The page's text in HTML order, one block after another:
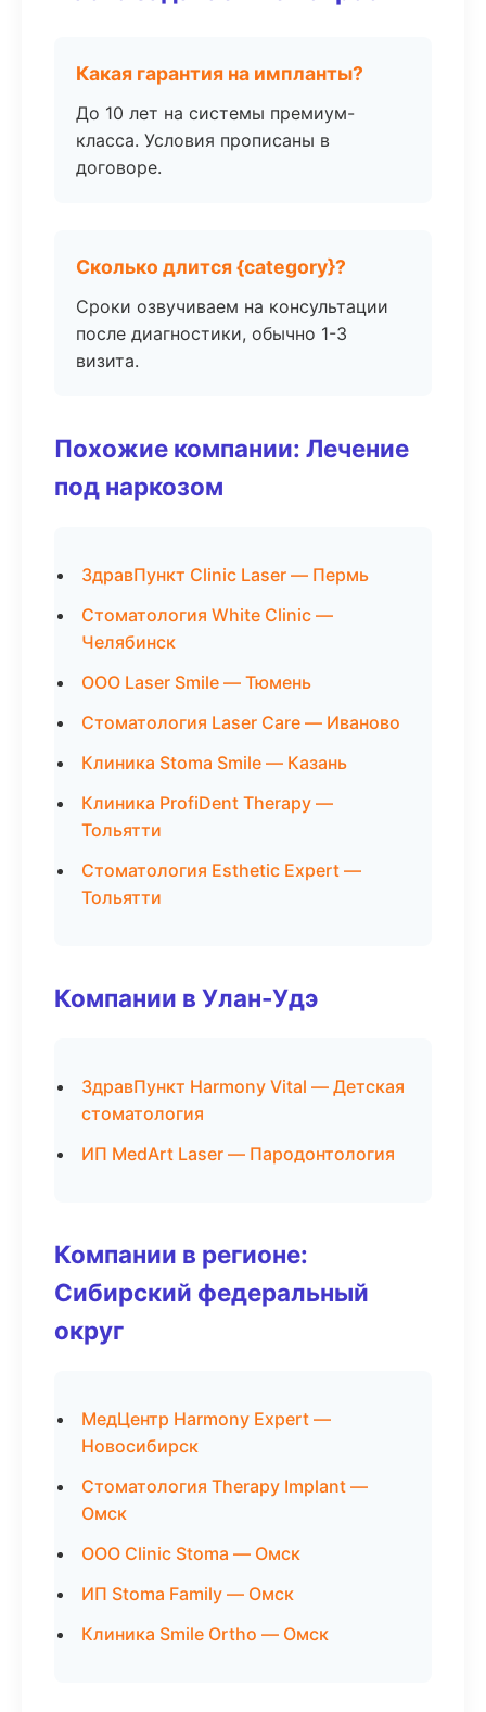
Какая гарантия на импланты?
До 10 лет на системы премиум-
класса. Условия прописаны в
договоре.
Сколько длится {category}?
Сроки озвучиваем на консультации
после диагностики, обычно 1-3
визита.
Похожие компании: Лечение
под наркозом
ЗдравПункт Clinic Laser — Пермь
Стоматология White Clinic —
Челябинск
ООО Laser Smile — Тюмень
Стоматология Laser Care — Иваново
Клиника Stoma Smile — Казань
Клиника ProfiDent Therapy —
Тольятти
Стоматология Esthetic Expert —
Тольятти
Компании в Улан-Удэ
ЗдравПункт Harmony Vital — Детская
стоматология
ИП MedArt Laser — Пародонтология
Компании в регионе:
Сибирский федеральный
округ
МедЦентр Harmony Expert —
Новосибирск
Стоматология Therapy Implant —
Омск
ООО Clinic Stoma — Омск
ИП Stoma Family — Омск
Клиника Smile Ortho — Омск